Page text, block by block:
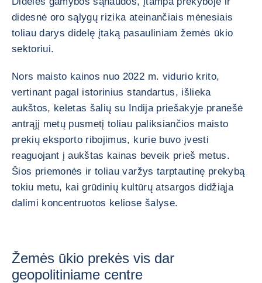
didesnė oro sąlygų rizika ateinančiais mėnesiais
toliau darys didelę įtaką pasauliniam žemės ūkio
sektoriui.
Nors maisto kainos nuo 2022 m. vidurio krito,
vertinant pagal istorinius standartus, išlieka
aukštos, keletas šalių su Indija priešakyje pranešė
antrąjį metų pusmetį toliau paliksiančios maisto
prekių eksporto ribojimus, kurie buvo įvesti
reaguojant į aukštas kainas beveik prieš metus.
Šios priemonės ir toliau varžys tarptautinę prekybą
tokiu metu, kai grūdinių kultūrų atsargos didžiąja
dalimi koncentruotos keliose šalyse.
Žemės ūkio prekės vis dar
geopolitiniame centre